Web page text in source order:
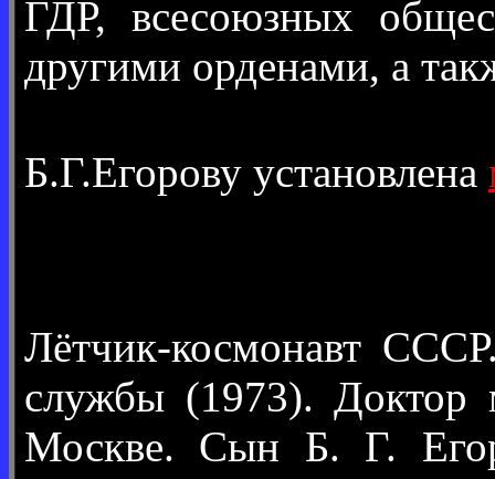
ГДР, всесоюзных
другими орденами, а
Б.Г.Егорову установлена
Лётчик-космонавт
службы (1973). Доктор
Москве. Сын Б. Г.